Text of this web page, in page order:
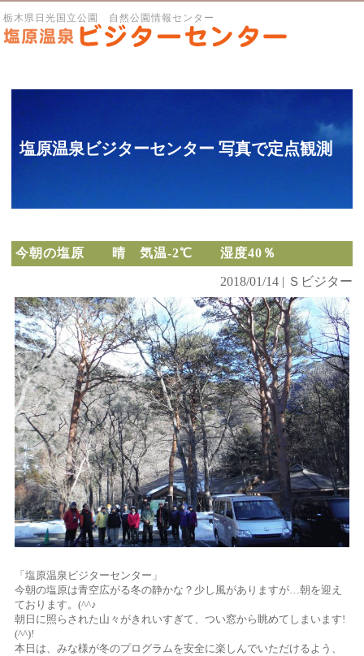
栃木県日光国立公園 自然公園情報センター
塩原温泉ビジターセンター 写真で定点観測
今朝の塩原 晴 気温-2℃ 湿度40％
2018/01/14 | Ｓビジター
「塩原温泉ビジターセンター」
今朝の塩原は青空広がる冬の静かな？少し風がありますが…朝を迎え
ております。(^^♪
朝日に照らされた山々がきれいすぎて、つい窓から眺めてしまいます!
(^^)!
本日は、みな様が冬のプログラムを安全に楽しんでいただけるよう、